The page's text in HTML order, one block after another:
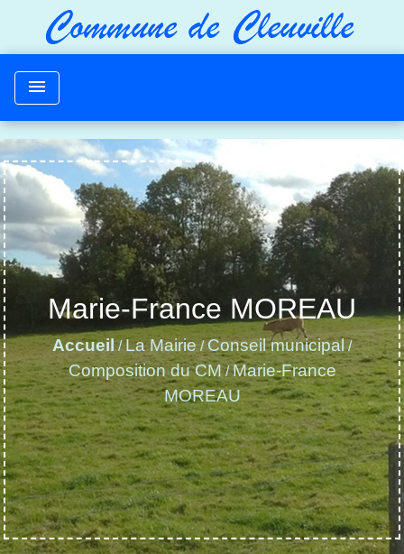
menu
Marie-France MOREAU
Accueil/La Mairie /Conseil municipal/
Composition du CM/Marie-France
MOREAU